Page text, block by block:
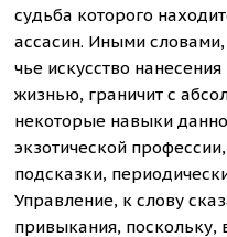
судьба которого
ассасин. Иными
чье искусство
жизнью, граничит с
некоторые навыки
экзотической
подсказки,
Управление, к слову
привыкания, поскольку,